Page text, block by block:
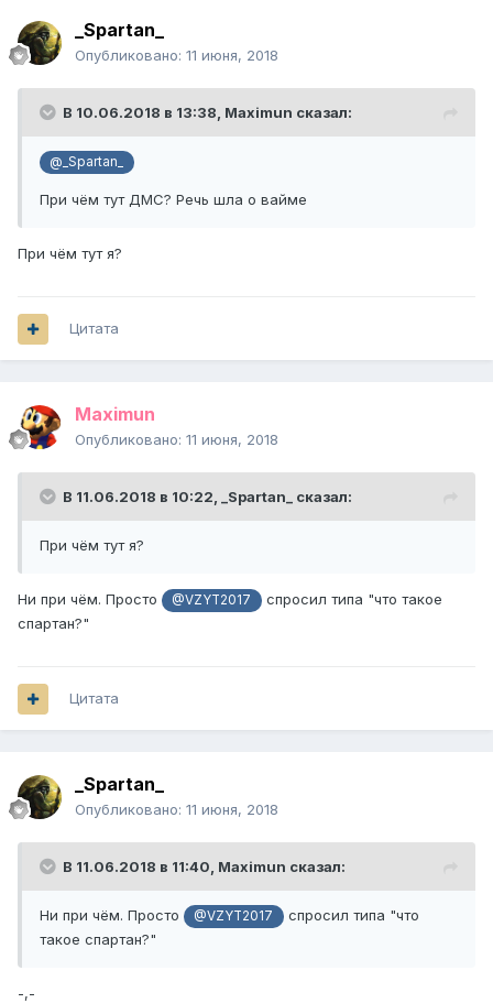
_Spartan_
Опубликовано: 11 июня, 2018
В 10.06.2018 в 13:38, Maximun сказал:
@_Spartan_
При чём тут ДМС? Речь шла о вайме
При чём тут я?
Цитата
Maximun
Опубликовано: 11 июня, 2018
В 11.06.2018 в 10:22, _Spartan_ сказал:
При чём тут я?
Ни при чём. Просто @VZYT2017
спросил типа "что такое
спартан?"
Цитата
_Spartan_
Опубликовано: 11 июня, 2018
В 11.06.2018 в 11:40, Maximun сказал:
Ни при чём. Просто @VZYT2017
спросил типа "что
такое спартан?"
-,-